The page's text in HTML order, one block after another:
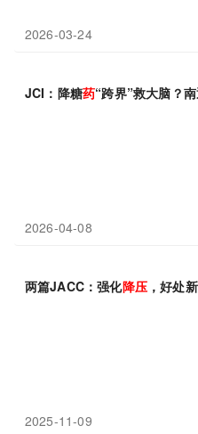
2026-03-24
JCI：降糖药“跨界”救大脑？
2026-04-08
两篇JACC：强化降压，好处
2025-11-09